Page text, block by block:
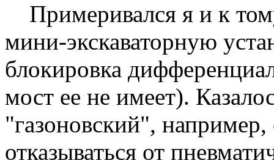
Примеривался я и к
мини-экскаваторную
блокировка
мост ее не имеет).
"газоновский",
отказываться от